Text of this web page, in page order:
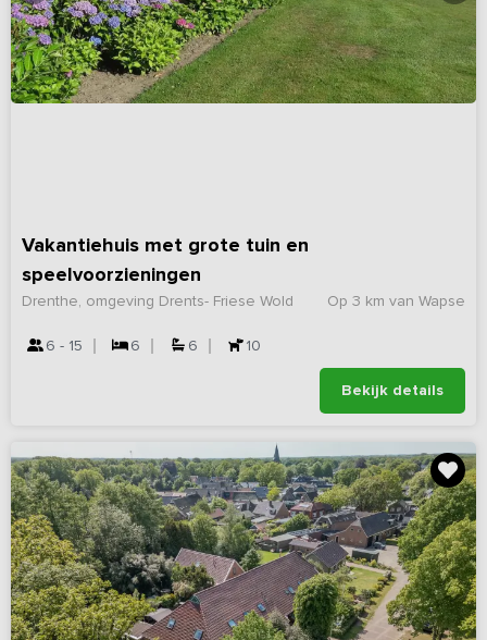
Vakantiehuis met grote tuin en
speelvoorzieningen
Op 3 km van Wapse
Drenthe, omgeving Drents- Friese Wold
6 - 15 6 6 10
Bekijk details